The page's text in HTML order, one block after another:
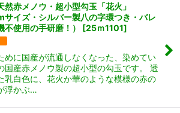
然赤メノウ・超小型勾玉「花火」
サイズ・シルバー製八の字環つき・バレ
不使用の手研磨！）
[25ｍ1101]
めに国産が流通しなくなった、染めてい
国産赤メノウ製の超小型の勾玉です。 透
乳白色に、花火か華のような模様の赤の
浮かぶ…